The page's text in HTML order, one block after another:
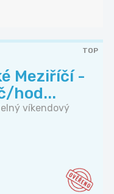
TOP
Meziříčí -
hod...
víkendový